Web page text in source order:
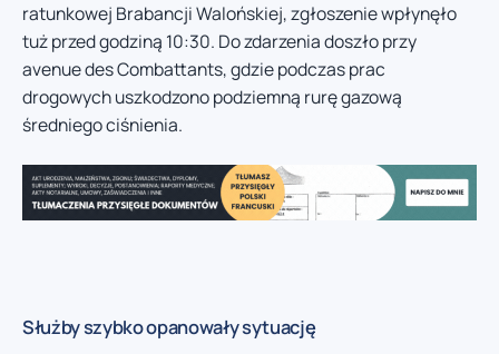
ratunkowej Brabancji Walońskiej, zgłoszenie wpłynęło
tuż przed godziną 10:30. Do zdarzenia doszło przy
avenue des Combattants, gdzie podczas prac
drogowych uszkodzono podziemną rurę gazową
średniego ciśnienia.
Służby szybko opanowały sytuację